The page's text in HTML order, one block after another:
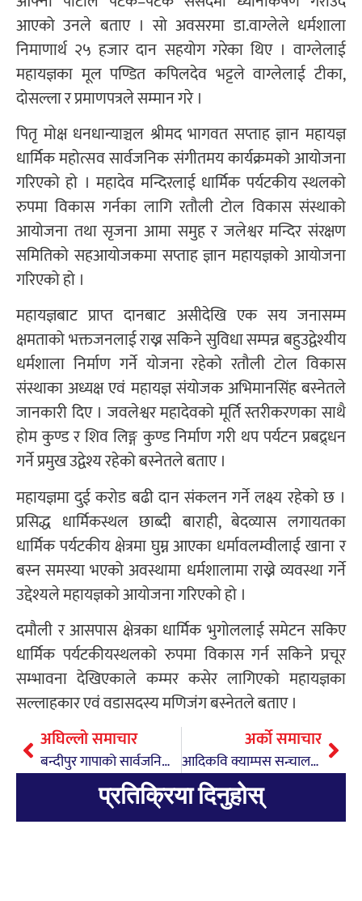
आएको उनले बताए । सो अवसरमा डा.वाग्लेले धर्मशाला
निमाणार्थ २५ हजार दान सहयोग गरेका थिए । वाग्लेलाई
महायज्ञका मूल पण्डित कपिलदेव भट्टले वाग्लेलाई टीका,
दोसल्ला र प्रमाणपत्रले सम्मान गरे ।
पितृ मोक्ष धनधान्याञ्चल श्रीमद भागवत सप्ताह ज्ञान महायज्ञ
धार्मिक महोत्सव सार्वजनिक संगीतमय कार्यक्रमको आयोजना
गरिएको हो । महादेव मन्दिरलाई धार्मिक पर्यटकीय स्थलको
रुपमा विकास गर्नका लागि रतौली टोल विकास संस्थाको
आयोजना तथा सृजना आमा समुह र जलेश्वर मन्दिर संरक्षण
समितिको सहआयोजकमा सप्ताह ज्ञान महायज्ञको आयोजना
गरिएको हो ।
महायज्ञबाट प्राप्त दानबाट असीदेखि एक सय जनासम्म
क्षमताको भक्तजनलाई राख्न सकिने सुविधा सम्पन्न बहुउद्वेश्यीय
धर्मशाला निर्माण गर्ने योजना रहेको रतौली टोल विकास
संस्थाका अध्यक्ष एवं महायज्ञ संयोजक अभिमानसिंह बस्नेतले
जानकारी दिए । जवलेश्वर महादेवको मूर्ति स्तरीकरणका साथै
होम कुण्ड र शिव लिङ्ग कुण्ड निर्माण गरी थप पर्यटन प्रबद्र्धन
गर्ने प्रमुख उद्वेश्य रहेको बस्नेतले बताए ।
महायज्ञमा दुई करोड बढी दान संकलन गर्ने लक्ष्य रहेको छ ।
प्रसिद्ध धार्मिकस्थल छाब्दी बाराही, बेदव्यास लगायतका
धार्मिक पर्यटकीय क्षेत्रमा घुम्न आएका धर्मावलम्वीलाई खाना र
बस्न समस्या भएको अवस्थामा धर्मशालामा राख्ने व्यवस्था गर्ने
उद्देश्यले महायज्ञको आयोजना गरिएको हो ।
दमौली र आसपास क्षेत्रका धार्मिक भुगोललाई समेटन सकिए
धार्मिक पर्यटकीयस्थलको रुपमा विकास गर्न सकिने प्रचूर
सम्भावना देखिएकाले कम्मर कसेर लागिएको महायज्ञका
सल्लाहकार एवं वडासदस्य मणिजंग बस्नेतले बताए ।
अघिल्लो समाचार
बन्दीपुर गापाको सार्वजनिक सुनुवाई सम्पन्न
अर्को समाचार
आदिकवि क्याम्पस सन्चालक समितिको उपाध्यक्षमा कार्की
प्रतिक्रिया दिनुहोस्